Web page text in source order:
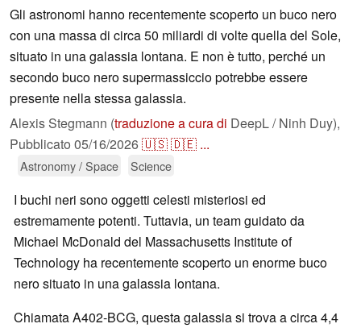
Gli astronomi hanno recentemente scoperto un buco nero
con una massa di circa 50 miliardi di volte quella del Sole,
situato in una galassia lontana. E non è tutto, perché un
secondo buco nero supermassiccio potrebbe essere
presente nella stessa galassia.
Alexis Stegmann (traduzione a cura di DeepL / Ninh Duy),
Pubblicato 05/16/2026🇺🇸🇩🇪 ...
Astronomy / Space Science
I buchi neri sono oggetti celesti misteriosi ed
estremamente potenti. Tuttavia, un team guidato da
Michael McDonald del Massachusetts Institute of
Technology ha recentemente scoperto un enorme buco
nero situato in una galassia lontana.
Chiamata A402-BCG, questa galassia si trova a circa 4,4